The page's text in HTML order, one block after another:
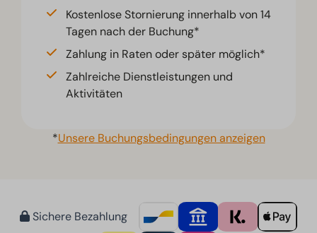
Kostenlose Stornierung innerhalb von 14
Tagen nach der Buchung*
Zahlung in Raten oder später möglich*
Zahlreiche Dienstleistungen und
Aktivitäten
*Unsere Buchungsbedingungen anzeigen
Sichere Bezahlung